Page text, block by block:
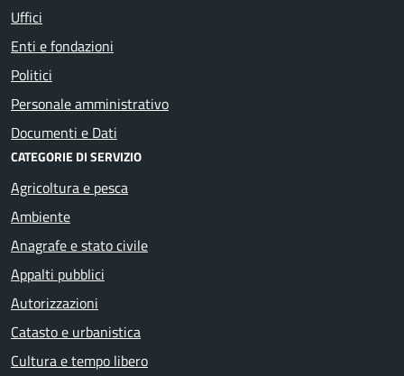
Uffici
Enti e fondazioni
Politici
Personale amministrativo
Documenti e Dati
CATEGORIE DI SERVIZIO
Agricoltura e pesca
Ambiente
Anagrafe e stato civile
Appalti pubblici
Autorizzazioni
Catasto e urbanistica
Cultura e tempo libero